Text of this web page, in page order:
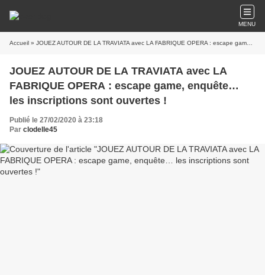
MENU
Accueil » JOUEZ AUTOUR DE LA TRAVIATA avec LA FABRIQUE OPERA : escape game, enquête… les inscriptions sont ouvertes !
JOUEZ AUTOUR DE LA TRAVIATA avec LA
FABRIQUE OPERA : escape game, enquête…
les inscriptions sont ouvertes !
Publié le 27/02/2020 à 23:18
Par clodelle45